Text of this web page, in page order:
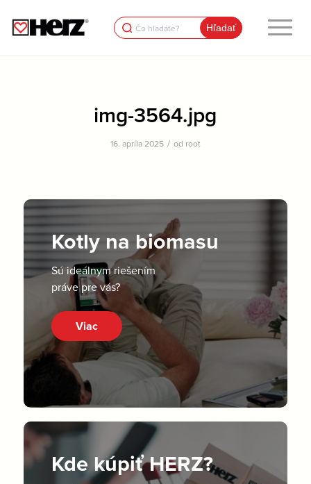
Search
for:
img-3564.jpg
16. apríla 2025 / od root
Kotly na biomasu
Sú ideálnym riešením
práve pre vás?
Viac
Kde kúpiť HERZ?